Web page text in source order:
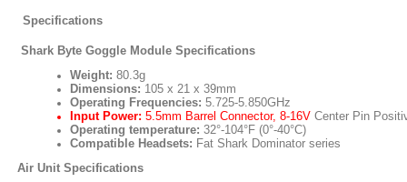
Specifications
Shark Byte Goggle Module Specifications
Weight: 80.3g
Dimensions: 105 x 21 x 39mm
Operating Frequencies: 5.725-5.850GHz
Input Power: 5.5mm Barrel Connector, 8-16V Center Pin
Operating temperature: 32°-104°F (0°-40°C)
Compatible Headsets: Fat Shark Dominator series
Air Unit Specifications